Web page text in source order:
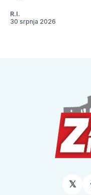
R.I.
30 srpnja 2026
𝕏